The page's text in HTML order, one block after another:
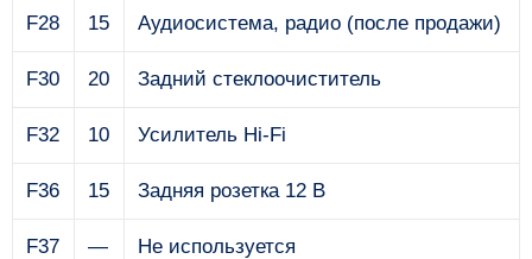
F28 15 Аудиосистема, радио (после продажи)
F30 20 Задний стеклоочиститель
F32 10 Усилитель Hi-Fi
F36 15 Задняя розетка 12 В
F37 — Не используется